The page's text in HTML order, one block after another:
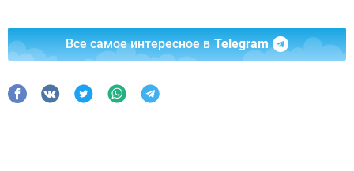
Все самое интересное в Telegram